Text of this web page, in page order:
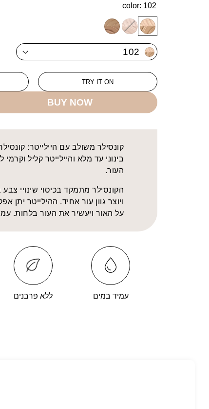
color: 102
102
103
Variant
sold
out
or
unavailable
104
102
TRY IT ON
BUY NOW
קונסילר משולב עם היילייטר:
בינוני עד מלא והיילייטר קליל
העור.
הקונסילר מתמקד בכיסוי שינויי
ויוצר גוון עור אחיד. ההילייטר יתן
על האור ויעשיר את העור בלחות.
ללא פרבנים עמיד במים